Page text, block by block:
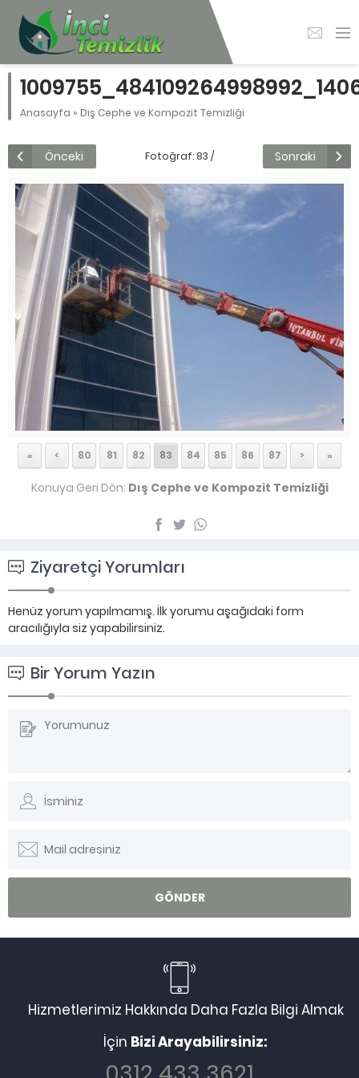
Anasayfa » Dış Cephe ve Kompozit Temizliği
Önceki
Fotoğraf: 83 /
Sonraki
« < 80 81 82 83 84 85 86 87 > »
Konuya Geri Dön: Dış Cephe ve Kompozit Temizliği
Ziyaretçi Yorumları
Henüz yorum yapılmamış. İlk yorumu aşağıdaki form
aracılığıyla siz yapabilirsiniz.
Bir Yorum Yazın
Hizmetlerimiz Hakkında Daha Fazla Bilgi Almak
İçin Bizi Arayabilirsiniz: